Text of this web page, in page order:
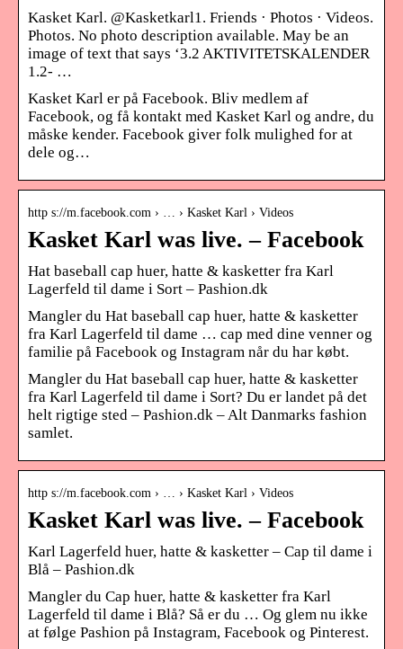
Kasket Karl. @Kasketkarl1. Friends · Photos · Videos.
Photos. No photo description available. May be an
image of text that says ‘3.2 AKTIVITETSKALENDER
1.2- …
Kasket Karl er på Facebook. Bliv medlem af
Facebook, og få kontakt med Kasket Karl og andre, du
måske kender. Facebook giver folk mulighed for at
dele og…
http s://m.facebook.com › … › Kasket Karl › Videos
Kasket Karl was live. – Facebook
Hat baseball cap huer, hatte & kasketter fra Karl
Lagerfeld til dame i Sort – Pashion.dk
Mangler du Hat baseball cap huer, hatte & kasketter
fra Karl Lagerfeld til dame … cap med dine venner og
familie på Facebook og Instagram når du har købt.
Mangler du Hat baseball cap huer, hatte & kasketter
fra Karl Lagerfeld til dame i Sort? Du er landet på det
helt rigtige sted – Pashion.dk – Alt Danmarks fashion
samlet.
http s://m.facebook.com › … › Kasket Karl › Videos
Kasket Karl was live. – Facebook
Karl Lagerfeld huer, hatte & kasketter – Cap til dame i
Blå – Pashion.dk
Mangler du Cap huer, hatte & kasketter fra Karl
Lagerfeld til dame i Blå? Så er du … Og glem nu ikke
at følge Pashion på Instagram, Facebook og Pinterest.